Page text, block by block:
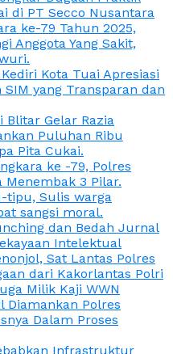
di PT Secco Nusantara
ke-79 Tahun 2025,
Anggota Yang Sakit,
Kota Tuai Apresiasi
SIM yang Transparan dan
Blitar Gelar Razia
Puluhan Ribu
Pita Cukai.
ke -79, Polres
Menembak 3 Pilar.
tipu, Sulis warga
sangsi moral.
dan Bedah Jurnal
Intelektual
Sat Lantas Polres
dari Kakorlantas Polri
Milik Kaji WWN
Diamankan Polres
Dalam Proses
Infrastruktur